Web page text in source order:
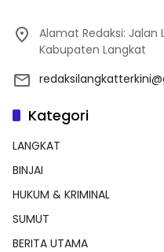
Alamat Redaksi: Jalan
Kabupaten Langkat
Kategori
LANGKAT
BINJAI
HUKUM & KRIMINAL
SUMUT
BERITA UTAMA